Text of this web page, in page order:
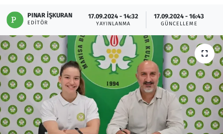
PINAR İŞKURAN
EDITÖR
17.09.2024 - 14:32
YAYINLANMA
17.09.2024 - 16:43
GÜNCELLEME
Otomobil
Oyun
Ramazan
Resmi İlanlar
Rüya Tabirleri